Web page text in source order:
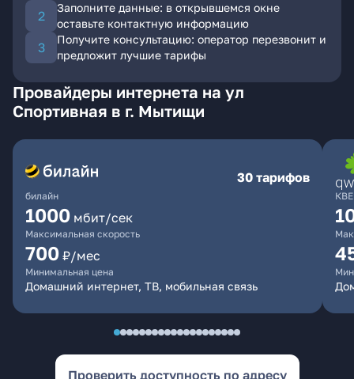
Заполните данные: в открывшемся окне
оставьте контактную информацию
Получите консультацию: оператор перезвонит и
предложит лучшие тарифы
Провайдеры интернета на ул
Спортивная в г. Мытищи
билайн
30 тарифов
1000 мбит/сек
Максимальная скорость
700 ₽/мес
Минимальная цена
Домашний интернет, ТВ, мобильная связь
Проверить доступность по адресу